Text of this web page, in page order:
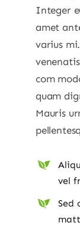
Integer
amet
varius
com
quam
Mauris
vel
Sed